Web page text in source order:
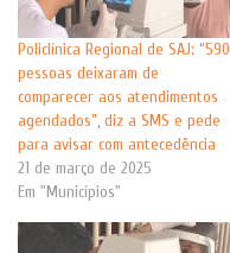
Policlínica Regional de SAJ: “590
pessoas deixaram de
comparecer aos atendimentos
agendados”, diz a SMS e pede
para avisar com antecedência
21 de março de 2025
Em "Municípios"